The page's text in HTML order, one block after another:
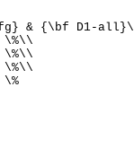
& {\bf D1-
\%\\
\%\\
\%\\